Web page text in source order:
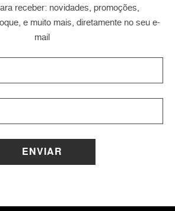
receber: novidades, promoções,
e muito mais, diretamente no seu e-
mail
ENVIAR